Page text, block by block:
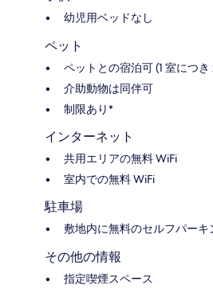
幼児用ベッドなし
ペット
ペットとの宿泊可 (1 室につ
介助動物は同伴可
制限あり*
インターネット
共用エリアの無料 WiFi
室内での無料 WiFi
駐車場
敷地内に無料のセルフパーキ
その他の情報
指定喫煙スペース